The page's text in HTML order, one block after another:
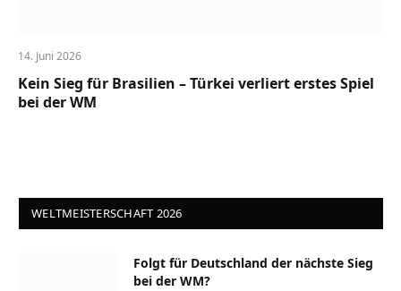
14. Juni 2026
Kein Sieg für Brasilien – Türkei verliert erstes Spiel
bei der WM
WELTMEISTERSCHAFT 2026
Folgt für Deutschland der nächste Sieg
bei der WM?